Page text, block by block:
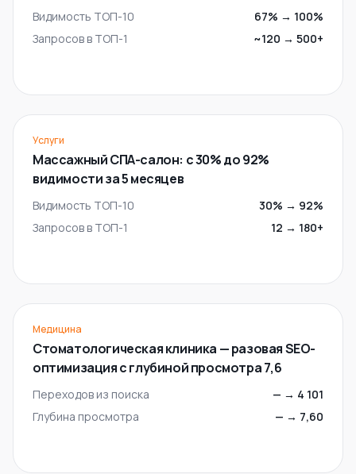
Видимость ТОП-10 67% → 100%
Запросов в ТОП-1
~120 → 500+
Услуги
Массажный СПА-салон: с 30% до 92%
видимости за 5 месяцев
Видимость ТОП-10 30% → 92%
Запросов в ТОП-1
12 → 180+
Медицина
Стоматологическая клиника — разовая SEO-
оптимизация с глубиной просмотра 7,6
Переходов из поиска — → 4 101
Глубина просмотра
— → 7,60